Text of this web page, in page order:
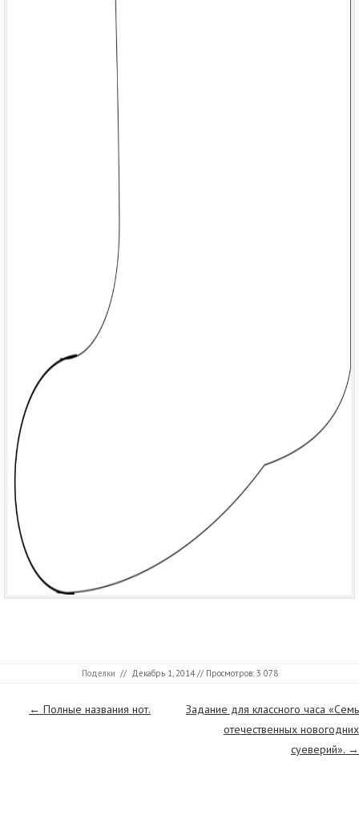
Поделки // Декабрь 1, 2014// Просмотров: 3 078
Страницы
← Полные названия нот.
Задание для классного часа «Семь
отечественных новогодних
суеверий». →